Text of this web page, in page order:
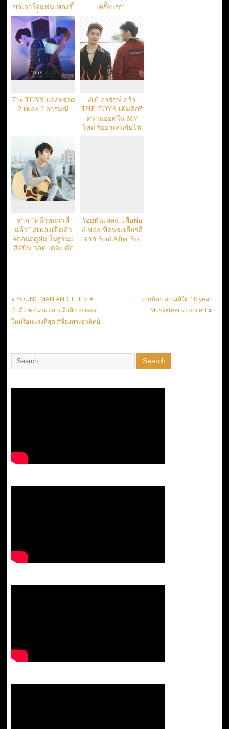
ขอเอาใจแฟนเพลงขี้
เหงาทั้งประเทศ
ครั้งแรก!
The TOYS ปล่อยรวด
2 เพลง 2 อารมณ์
#เป้ อารักษ์ คว้า
THE TOYS เพิ่มดีกรี
ความฮอตใน MV
ใหม่ #อย่าเล่นกับไฟ
จาก “หน้าหนาวที่
แล้ว” สู่เพลงเปิดตัว
#ก่อนฤดูฝน ในฐานะ
ศิลปิน วอท เดอะ ดัก
ร้อยพันเพลง..เพื่อพ่อ
#เพลงเทิดพระเกียรติ
จาก Soul After Six
« YOUNG MAN AND THE SEA
จับมือ #สนามหลวงมิวสิก ส่งเพลง
ใหม่ร้อนแรงที่สุด #จ้องพระอาทิตย์
แจกบัตร คอนเสิร์ต 10 year
Musketeers concert»